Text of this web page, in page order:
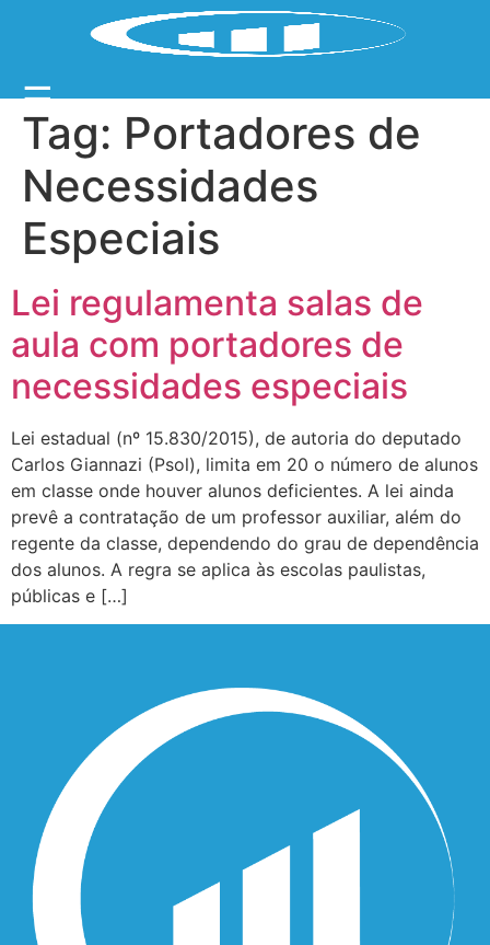
☰
Tag: Portadores de
Necessidades
Especiais
Lei regulamenta salas de
aula com portadores de
necessidades especiais
Lei estadual (nº 15.830/2015), de autoria do deputado
Carlos Giannazi (Psol), limita em 20 o número de alunos
em classe onde houver alunos deficientes. A lei ainda
prevê a contratação de um professor auxiliar, além do
regente da classe, dependendo do grau de dependência
dos alunos. A regra se aplica às escolas paulistas,
públicas e […]